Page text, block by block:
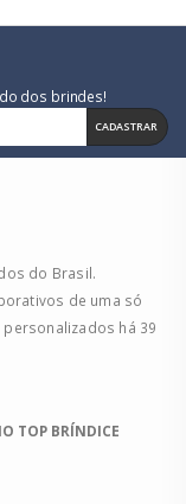
dos brindes!
CADASTRAR
do Brasil.
de uma só
há 39
TOP BRÍNDICE